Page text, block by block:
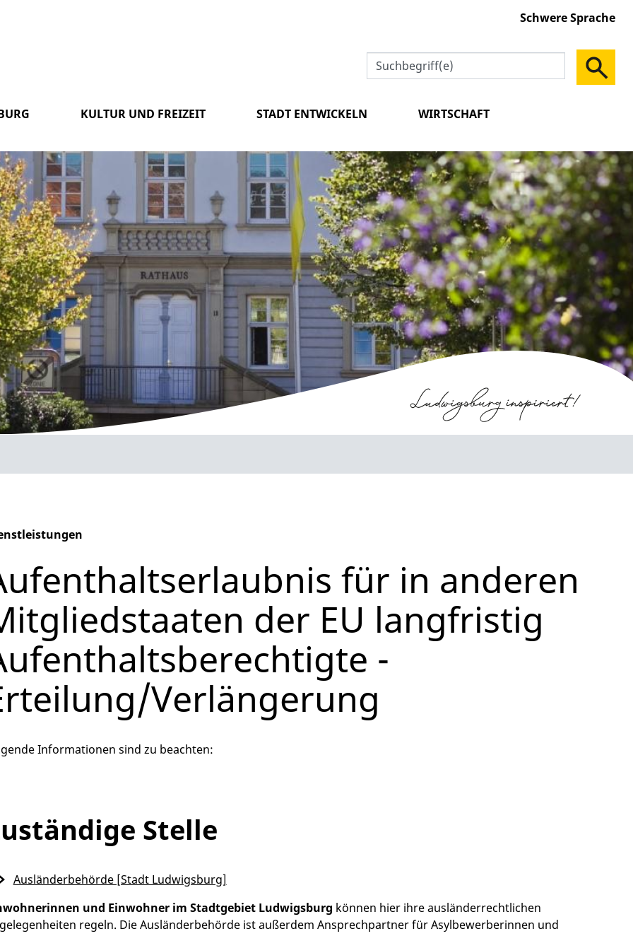
Schwere Sprache
KULTUR UND FREIZEIT STADT ENTWICKELN WIRTSCHAFT
für in anderen
der EU langfristig
-
Verlängerung
Informationen sind zu beachten:
Stelle
und Einwohner im Stadtgebiet Ludwigsburg können hier ihre ausländerrechtlichen
regeln. Die Ausländerbehörde ist außerdem Ansprechpartner für Asylbewerberinnen und
Ausländerbehörde [Stadt Ludwigsburg]